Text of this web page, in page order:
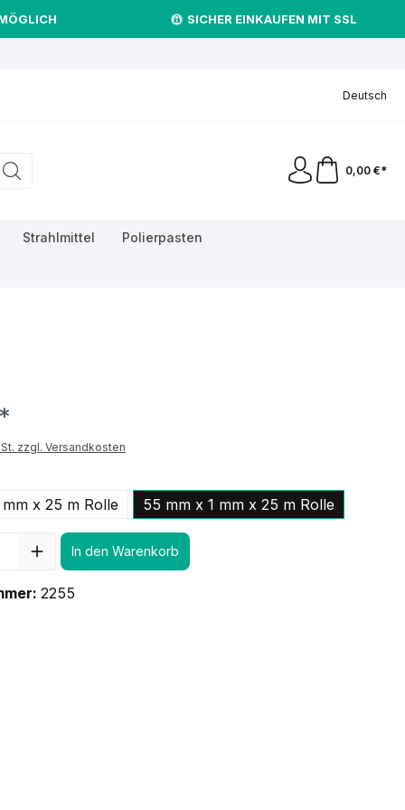
SICHER EINKAUFEN MIT SSL
Deutsch
0,00 €*
Strahlmittel Polierpasten
zzgl. Versandkosten
x 25 m Rolle
55 mm x 1 mm x 25 m Rolle
In den Warenkorb
2255